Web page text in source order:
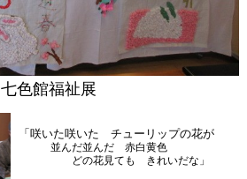
七色館福祉展
「咲いた咲いた チューリップの花が
並んだ並んだ 赤白黄色
どの花見ても きれいだな」